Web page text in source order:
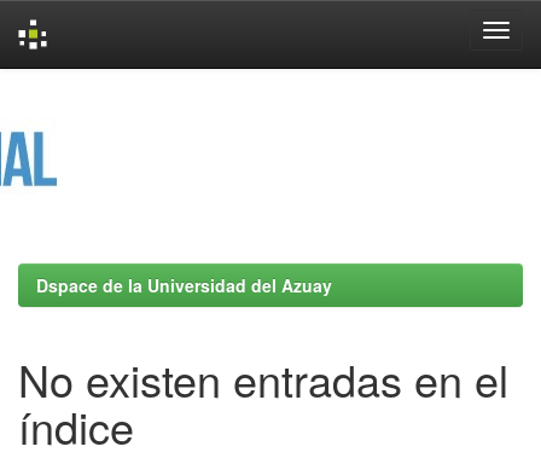
Dspace de la Universidad del Azuay
No existen entradas en el
índice